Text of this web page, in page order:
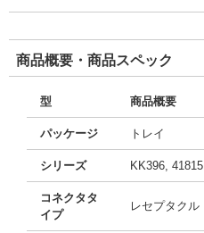
商品概要・商品スペック
型 商品概要
パッケージ トレイ
シリーズ KK396, 41815
コネクタタ
イプ
レセプタクル